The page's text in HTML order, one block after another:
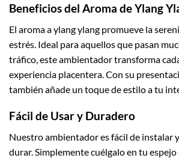
Beneficios del Aroma de Ylang
El aroma a ylang ylang promueve la
estrés. Ideal para aquellos que pasan
tráfico, este ambientador transforma
experiencia placentera. Con su
también añade un toque de estilo a tu
Fácil de Usar y Duradero
Nuestro ambientador es fácil de instalar
durar. Simplemente cuélgalo en tu